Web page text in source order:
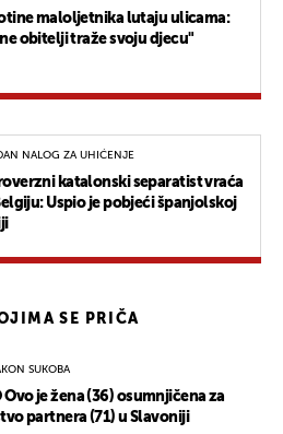
maloljetnika lutaju ulicama:
obitelji traže svoju djecu"
NALOG ZA UHIĆENJE
katalonski separatist vraća
Uspio je pobjeći španjolskoj
SE PRIČA
SUKOBA
Ovo je žena (36) osumnjičena za
partnera (71) u Slavoniji